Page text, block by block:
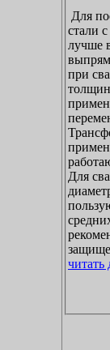
Для
стали
лучше всего использовать
при
работают при
Для
читать